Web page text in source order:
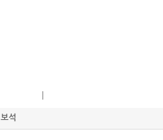
보석